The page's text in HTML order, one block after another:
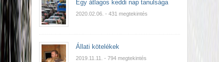
Egy átlagos keddi nap tanulsága
2020.02.06. - 431 megtekintés
Állati kötelékek
2019.11.11. - 794 megtekintés